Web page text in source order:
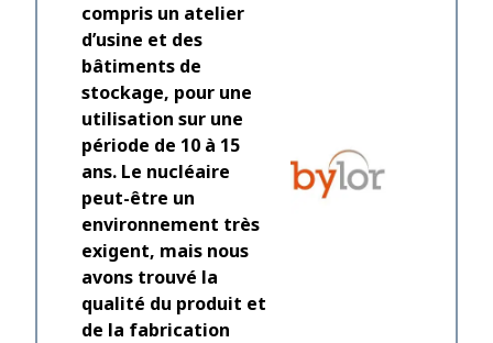
compris un atelier
d’usine et des
bâtiments de
stockage, pour une
utilisation sur une
période de 10 à 15
ans. Le nucléaire
peut-être un
environnement très
exigent, mais nous
avons trouvé la
qualité du produit et
de la fabrication